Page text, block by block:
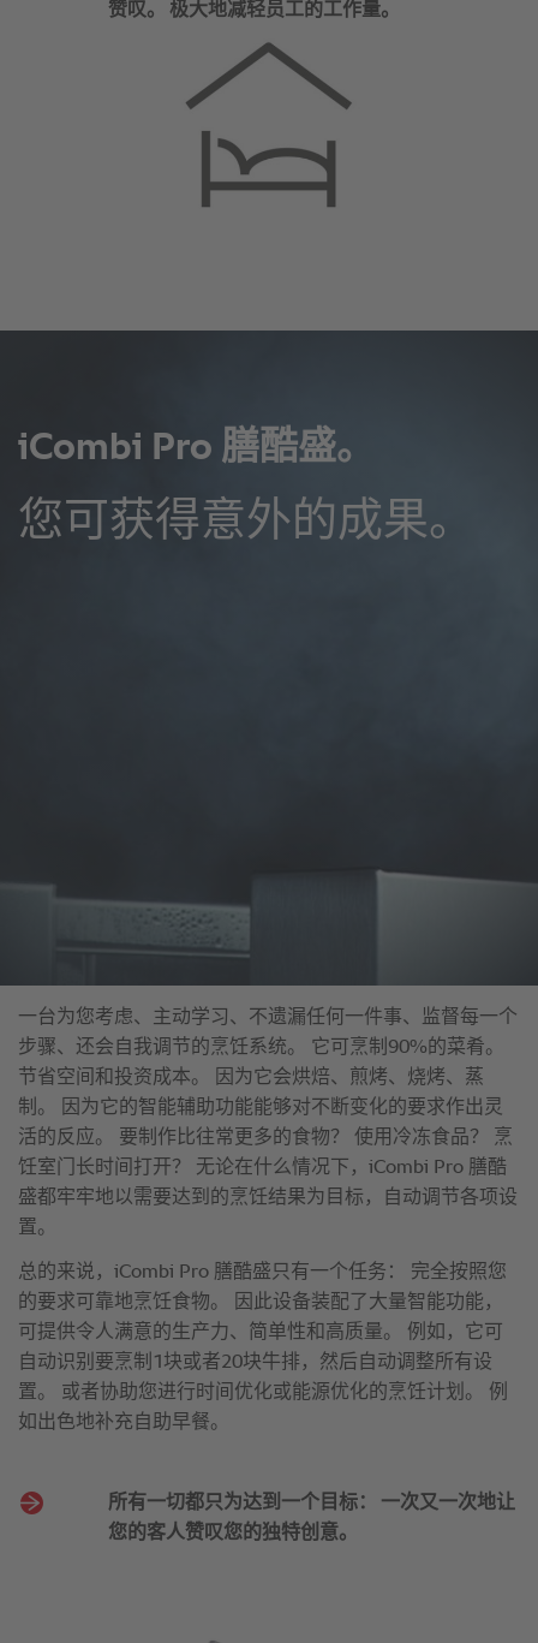
赞叹。 极大地减轻员工的工作量。
所有一切都只为达到一个目标： 一次又一次地让
您的客人赞叹您的独特创意。